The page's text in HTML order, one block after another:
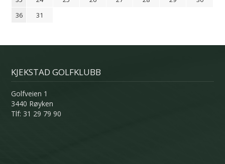
36
31
KJEKSTAD GOLFKLUBB
Golfveien 1
3440 Røyken
Tlf: 31 29 79 90